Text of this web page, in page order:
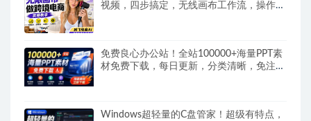
视频，四步搞定，无线画布工作流，操作简
免费良心办公站！全站100000+海量PPT素
材免费下载，每日更新，分类清晰，免注册
Windows超轻量的C盘管家！超级有特点，